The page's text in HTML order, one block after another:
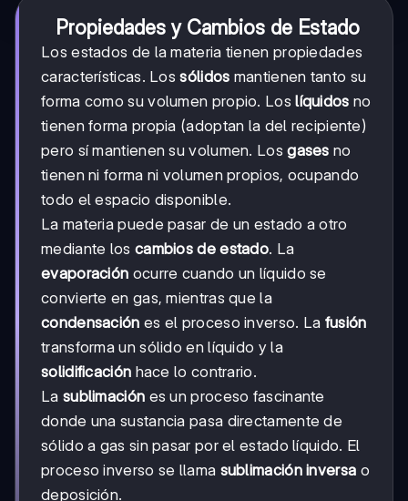
Propiedades y Cambios de Estado
Los estados de la materia tienen propiedades
características. Lossólidos mantienen tanto su
forma como su volumen propio. Loslíquidos no
tienen forma propia (adoptan la del recipiente)
pero sí mantienen su volumen. Losgases no
tienen ni forma ni volumen propios, ocupando
todo el espacio disponible.
La materia puede pasar de un estado a otro
mediante los cambios de estado. La
evaporación ocurre cuando un líquido se
convierte en gas, mientras que la
condensación es el proceso inverso. La fusión
transforma un sólido en líquido y la
solidificación hace lo contrario.
La sublimación es un proceso fascinante
donde una sustancia pasa directamente de
sólido a gas sin pasar por el estado líquido. El
proceso inverso se llama sublimación inversa o
deposición.